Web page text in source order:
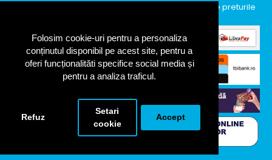
Folosim cookie-uri pentru a personaliza
conținutul disponibil pe acest site, pentru a
oferi funcționalităti specifice social media și
pentru a analiza traficul.
Refuz
Setari
cookie
Accept
InfinityRun © 2026 Toate drepturile rezervate | Toate preturile